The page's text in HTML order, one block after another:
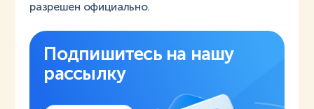
разрешен официально.
Подпишитесь на нашу
рассылку